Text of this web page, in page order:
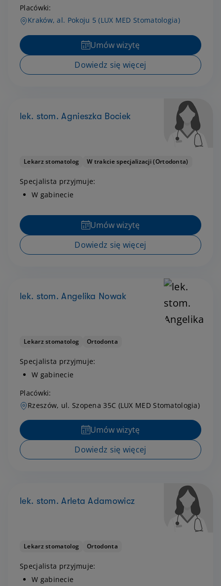
Placówki:
Kraków, al. Pokoju 5 (LUX MED Stomatologia)
Umów wizytę
Dowiedz się więcej
lek. stom. Agnieszka Bociek
Lekarz stomatolog W trakcie specjalizacji (Ortodonta)
Specjalista przyjmuje:
W gabinecie
Umów wizytę
Dowiedz się więcej
lek. stom. Angelika Nowak
Lekarz stomatolog Ortodonta
Specjalista przyjmuje:
W gabinecie
Placówki:
Rzeszów, ul. Szopena 35C (LUX MED Stomatologia)
Umów wizytę
Dowiedz się więcej
lek. stom. Arleta Adamowicz
Lekarz stomatolog Ortodonta
Specjalista przyjmuje:
W gabinecie